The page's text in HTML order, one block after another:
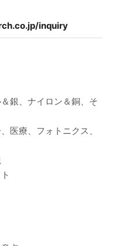
inquiry
銀、ナイロン＆銅、そ
療、フォトニクス、